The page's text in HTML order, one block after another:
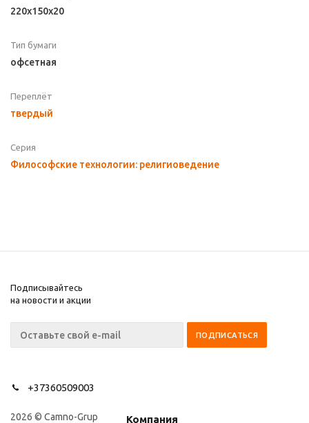
220х150х20
Тип бумаги
офсетная
Переплёт
твердый
Серия
Философские технологии: религиоведение
Подписывайтесь
на новости и акции
+37360509003
2026 © Camno-Grup Компания